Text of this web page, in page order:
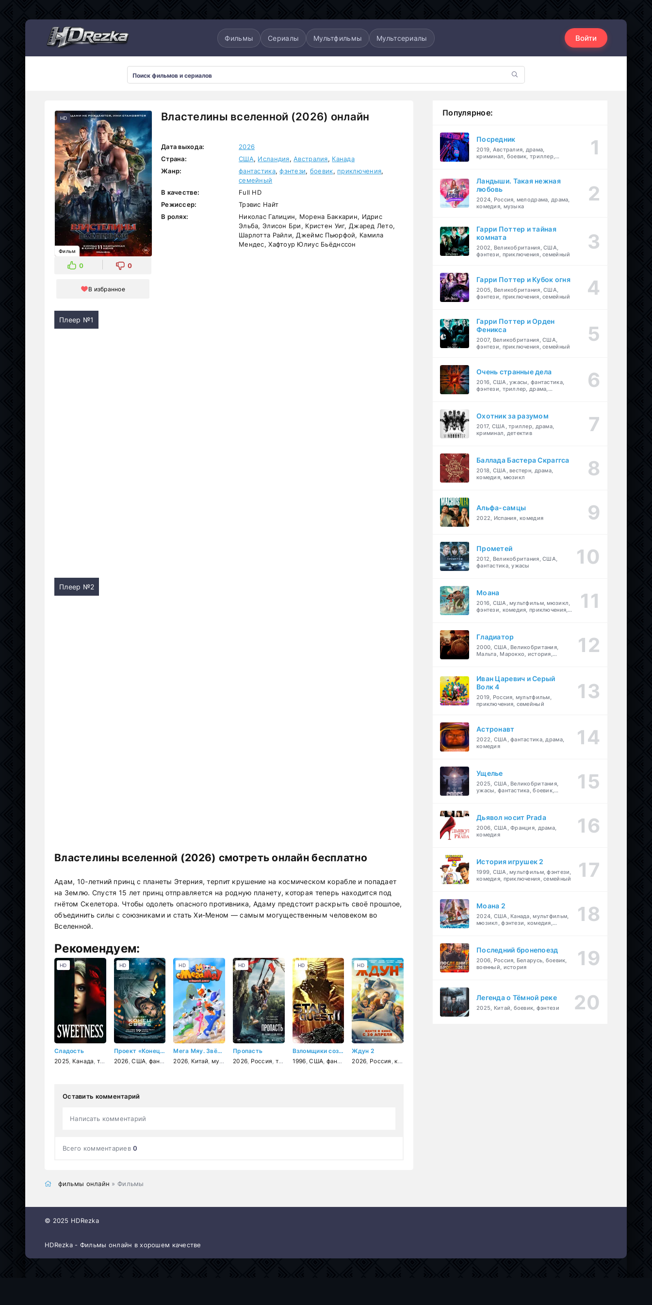
Фильмы Сериалы Мультфильмы Мультсериалы Войти
Властелины вселенной (2026) онлайн
HD
Фильм
0 0
В избранное
Дата выхода:
2026
Страна:
США, Исландия,Австралия, Канада
Жанр:
фантастика,фэнтези, боевик, приключения,
семейный
В качестве:
Full HD
Режиссер:
Трэвис Найт
В ролях:
Николас Галицин, Морена Баккарин, Идрис
Эльба, Элисон Бри, Кристен Уиг, Джаред Лето,
Шарлотта Райли, Джеймс Пьюрфой, Камила
Мендес, Хафтоур Юлиус Бьёднссон
Плеер №1
Плеер №2
Властелины вселенной (2026) смотреть онлайн бесплатно
Адам, 10-летний принц с планеты Этерния, терпит крушение на космическом корабле и попадает
на Землю. Спустя 15 лет принц отправляется на родную планету, которая теперь находится под
гнётом Скелетора. Чтобы одолеть опасного противника, Адаму предстоит раскрыть своё прошлое,
объединить силы с союзниками и стать Хи-Меном — самым могущественным человеком во
Вселенной.
Рекомендуем:
Сладость
2025 Канада триллер ,драма
HD
Проект «Конец света»
2026 ,США фантастика ,триллер ,драма ,приключения ,комедия
HD
Мега Мяу. Звёздный дозор
2026 Китай мультфильм детский ,приключения,фантастика
HD
Пропасть
2026 Россия триллер
HD
Взломщики сознания
1996 ,США фантастика ,триллер
HD
Ждун 2
2026 Россия комедия
HD
Оставить комментарий
Написать комментарий
Всего комментариев0
фильмы онлайн » Фильмы
Популярное:
Посредник
2019, Австралия, драма,
криминал, боевик, триллер,
Ландыши. Такая нежная
любовь
2024, Россия, мелодрама, драма,
комедия, музыка
Гарри Поттер и тайная
комната
2002, Великобритания, США,
фэнтези, приключения, семейный
Гарри Поттер и Кубок огня
2005, Великобритания, США,
фэнтези, приключения, семейный
Гарри Поттер и Орден
Феникса
2007, Великобритания, США,
фэнтези, приключения, семейный
Очень странные дела
2016, США, ужасы, фантастика,
фэнтези, триллер, драма,
Охотник за разумом
2017, США, триллер, драма,
криминал, детектив
Баллада Бастера Скраггса
2018, США, вестерн, драма,
комедия, мюзикл
Альфа-самцы
2022, Испания, комедия
Прометей
2012, Великобритания, США,
фантастика, ужасы
Моана
2016, США, мультфильм, мюзикл,
фэнтези, комедия, приключения,
Гладиатор
2000, США, Великобритания,
Мальта, Марокко, история,
Иван Царевич и Серый
Волк 4
2019, Россия, мультфильм,
приключения, семейный
Астронавт
2022, США, фантастика, драма,
комедия
Ущелье
2025, США, Великобритания,
ужасы, фантастика, боевик,
Дьявол носит Prada
2006, США, Франция, драма,
комедия
История игрушек 2
1999, США, мультфильм, фэнтези,
комедия, приключения, семейный
Моана 2
2024, США, Канада, мультфильм,
мюзикл, фэнтези, комедия,
Последний бронепоезд
2006, Россия, Беларусь, боевик,
военный, история
Легенда о Тёмной реке
2025, Китай, боевик, фэнтези
© 2025 HDRezka
HDRezka - Фильмы онлайн в хорошем качестве
Мультсериалы